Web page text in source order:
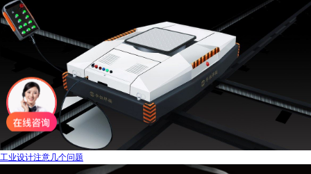
工业设计注意几个问题